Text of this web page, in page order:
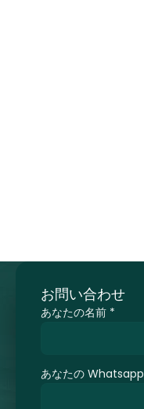
お問い合わせ
あなたの名前 *
あなたの Whatsapp